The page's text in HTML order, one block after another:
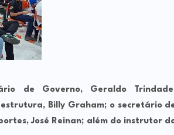
de Governo, Geraldo
Billy Graham; o secretário
José Reinan; além do instrutor